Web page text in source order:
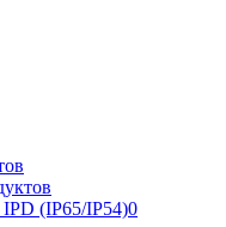
(IP65/IP54)0